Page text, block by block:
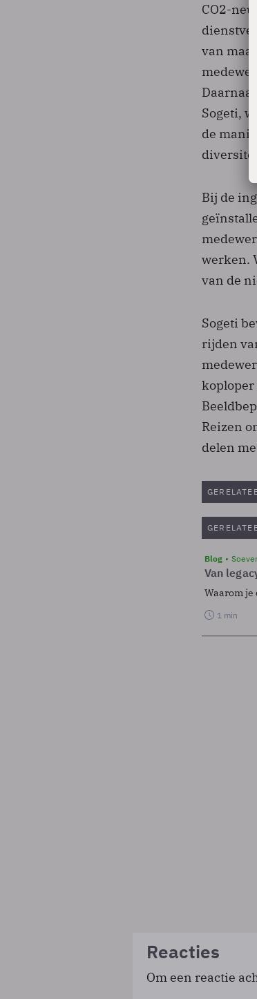
CO2-
van
Sogeti,
de
Bij de
werken.
van de
Sogeti
rijden
koploper
Reizen
delen
Blog
Van
Waarom
1 min
Reacties
Om een reactie